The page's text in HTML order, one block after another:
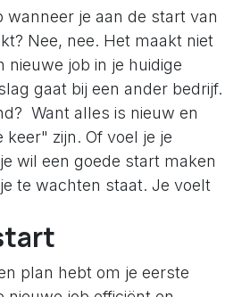
wanneer je aan de start van
Nee, nee. Het maakt niet
nieuwe job in je huidige
gaat bij een ander bedrijf.
Want alles is nieuw en
zijn. Of voel je je
wil een goede start maken
te wachten staat. Je voelt
plan hebt om je eerste